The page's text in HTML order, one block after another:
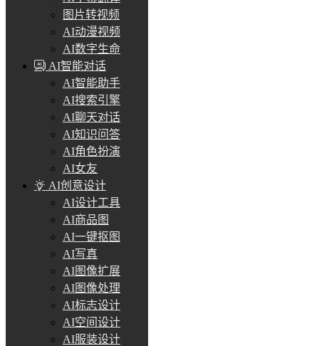
图片转视频
AI动漫视频
AI数字生命
AI智能对话
AI智能助手
AI搜索引擎
AI聊天对话
AI知识问答
AI角色扮演
AI女友
AI创意设计
AI设计工具
AI商品图
AI一键抠图
AI写真
AI图像扩展
AI图像处理
AI标志设计
AI空间设计
AI服装设计